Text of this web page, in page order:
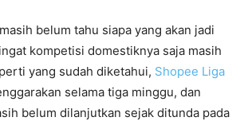
belum tahu siapa yang akan jadi
kompetisi domestiknya saja masih
yang sudah diketahui, Shopee Liga
selama tiga minggu, dan
belum dilanjutkan sejak ditunda pada